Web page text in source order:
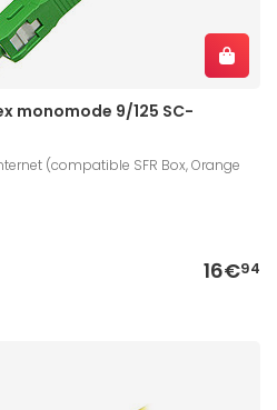
monomode 9/125 SC-
(compatible SFR Box, Orange
16€94